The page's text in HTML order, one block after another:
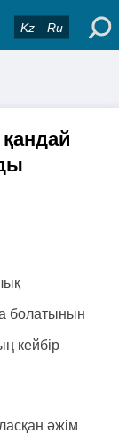
Kz Ru
болатынын
кейбір
әжім